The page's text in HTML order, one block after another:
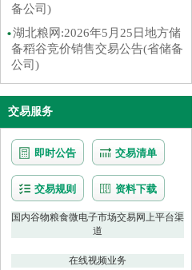
备公司)
湖北粮网:2026年5月25日地方储
备稻谷竞价销售交易公告(省储备
公司)
交易服务
即时公告 交易清单
交易规则 资料下载
国内谷物粮食微电子市场交易网上平台渠
道
在线视频业务